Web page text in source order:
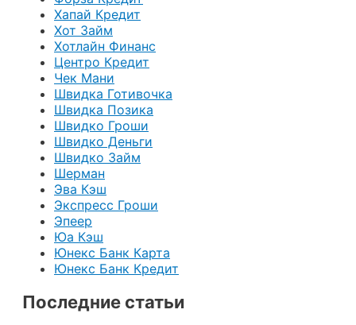
Хапай Кредит
Хот Займ
Хотлайн Финанс
Центро Кредит
Чек Мани
Швидка Готивочка
Швидка Позика
Швидко Гроши
Швидко Деньги
Швидко Займ
Шерман
Эва Кэш
Экспресс Гроши
Эпеер
Юа Кэш
Юнекс Банк Карта
Юнекс Банк Кредит
Последние статьи